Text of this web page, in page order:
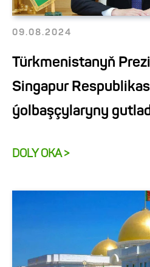
09.08.2024
Türkmenistanyň
Singapur
ýolbaşçylaryny
DOLY OKA >